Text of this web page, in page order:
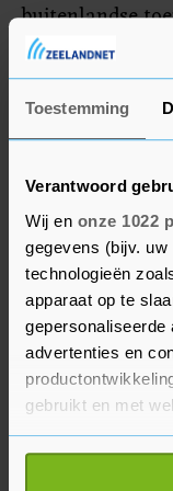
Toestemming
Verantwoord
Wij en onze 1022
gegevens (bijv.
technologieën
apparaat op te
gepersonaliseerde
advertenties en
gebruikt en met
Als u het toestaat,
buitenlandse
Nederland te
internationale
komen", zegt
Vakantie in
Het feit dat in
eigen land
toerismebureau
internationale
geven meer
verblijven
de economie
buitenlandse